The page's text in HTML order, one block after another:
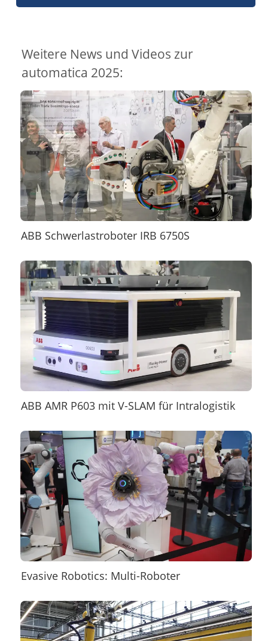
Weitere News und Videos zur
automatica 2025:
ABB Schwerlastroboter IRB 6750S
ABB AMR P603 mit V-SLAM für Intralogistik
Evasive Robotics: Multi-Roboter